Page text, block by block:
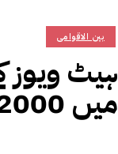
بین الاقوامی
ہیٹ ویوز
میں 2000 سے زائد افراد ہلاک